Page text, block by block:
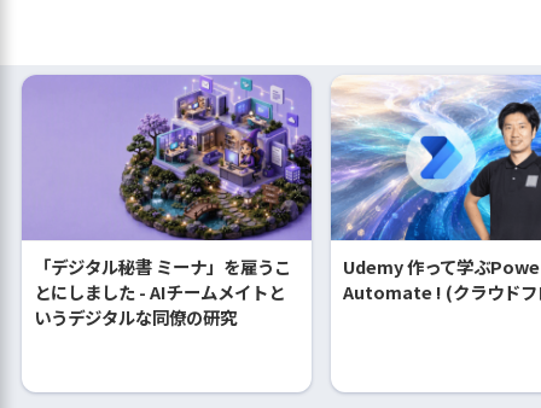
「デジタル秘書 ミーナ」を雇うこ
とにしました - AIチームメイトと
いうデジタルな同僚の研究
Udemy 作って学ぶ
Automate ! (クラウドフ